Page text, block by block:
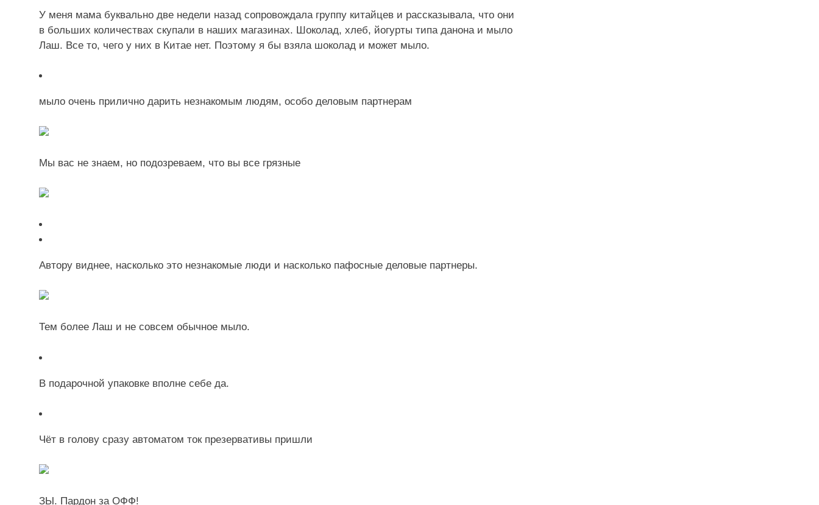
У меня мама буквально две недели назад сопровождала группу китайцев и рассказывала, что они
в больших количествах скупали в наших магазинах. Шоколад, хлеб, йогурты типа данона и мыло
Лаш. Все то, чего у них в Китае нет. Поэтому я бы взяла шоколад и может мыло.
мыло очень прилично дарить незнакомым людям, особо деловым партнерам
Мы вас не знаем, но подозреваем, что вы все грязные
Автору виднее, насколько это незнакомые люди и насколько пафосные деловые партнеры.
Тем более Лаш и не совсем обычное мыло.
В подарочной упаковке вполне себе да.
Чёт в голову сразу автоматом ток презервативы пришли
ЗЫ. Пардон за ОФФ!